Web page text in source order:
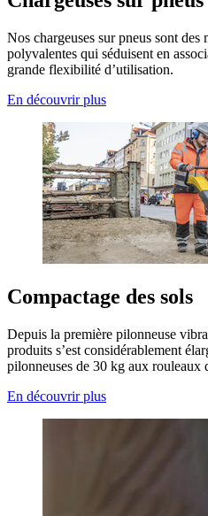
Nos chargeuses sur pneus sont des
polyvalentes qui séduisent en
grande flexibilité d’utilisation.
En découvrir plus
Compactage des sols
Depuis la première pilonneuse
produits s’est considérablement
pilonneuses de 30 kg aux rouleaux
En découvrir plus